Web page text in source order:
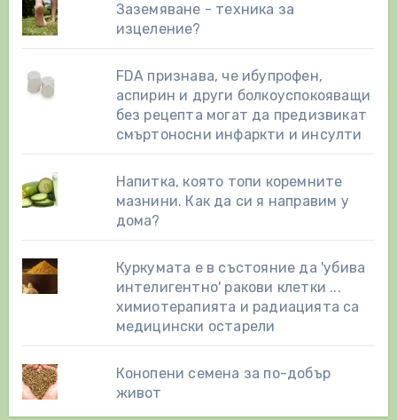
Заземяване - техника за
изцеление?
FDA признава, че ибупрофен,
аспирин и други болкоуспокояващи
без рецепта могат да предизвикат
смъртоносни инфаркти и инсулти
Напитка, която топи коремните
мазнини. Как да си я направим у
дома?
Куркумата е в състояние да 'убива
интелигентно' ракови клетки ...
химиотерапията и радиацията са
медицински остарели
Конопени семена за по-добър
живот